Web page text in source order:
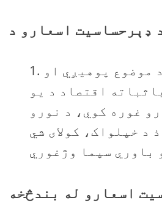
موضوع پوهیږي او
اقتصاد د یو
غوره کوي، د نورو
د خپلواک، کولای شي